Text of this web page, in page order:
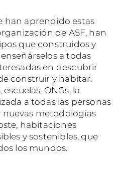
han aprendido estas
de ASF, han
que construidos y
a todas
en descubrir
construir y habitar.
ONGs, la
a todas las personas
metodologías
habitaciones
y sostenibles, que
los mundos.